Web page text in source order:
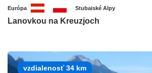
Európa Stubaiské Alpy
Lanovkou na Kreuzjoch
vzdialenosť 34 km